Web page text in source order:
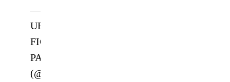
—
UFC
FIGHT
PASS
(@UFCFightPass)